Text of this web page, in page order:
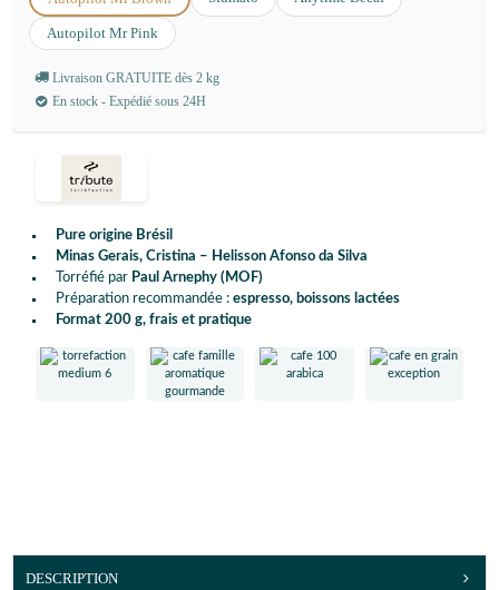
Pure origine Brésil
Minas Gerais, Cristina – Helisson Afonso da Silva
Torréfié par Paul Arnephy (MOF)
Préparation recommandée : espresso, boissons lactées
Format 200 g, frais et pratique
Autopilot Mr Pink
Livraison GRATUITE dès 2 kg
En stock - Expédié sous 24H
DESCRIPTION